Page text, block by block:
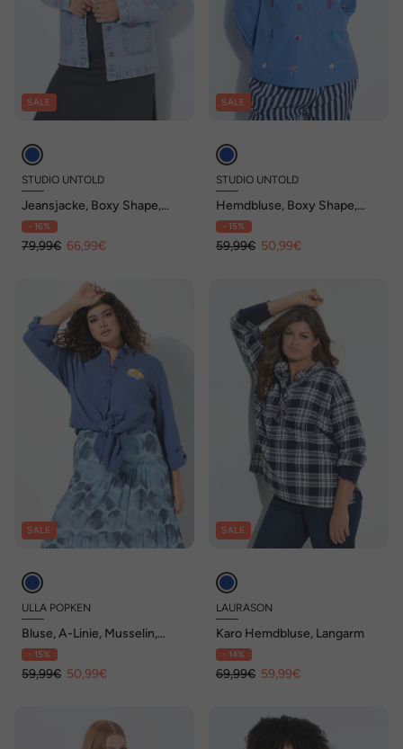
SALE
STUDIO UNTOLD
Jeansjacke, Boxy Shape,
Sun-Stickerei, Langarm
- 16%
79,99€ 66,99€
SALE
STUDIO UNTOLD
Hemdbluse, Boxy Shape,
Meeres-Stickerei
- 15%
59,99€ 50,99€
SALE
ULLA POPKEN
Bluse, A-Linie, Musselin,
Stickerei
- 15%
59,99€ 50,99€
SALE
LAURASON
Karo Hemdbluse, Langarm
- 14%
69,99€ 59,99€